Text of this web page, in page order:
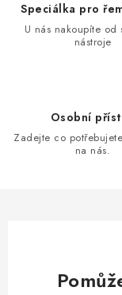
Speciálka pro
U nás nakoupíte od
nástroje
Osobní
Zadejte co
na nás.